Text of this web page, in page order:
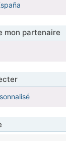
mon partenaire